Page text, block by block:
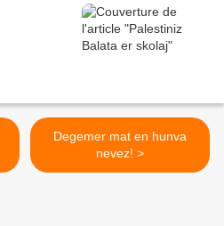
Degemer mat en hunva
nevez! >